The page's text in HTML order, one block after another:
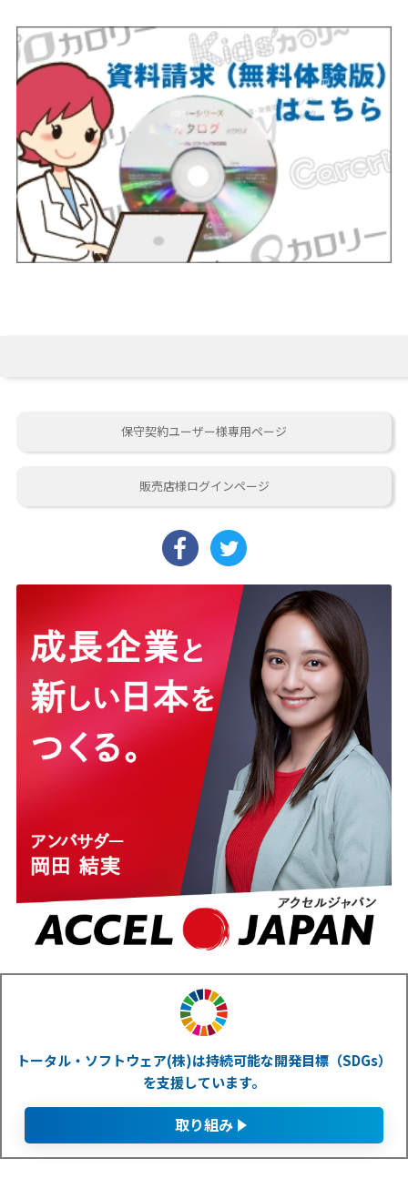
保守契約ユーザー様専用ページ
販売店様ログインページ
トータル・ソフトウェア(株)は持続可能な開発目標（SDGs）
を支援しています。
取り組み